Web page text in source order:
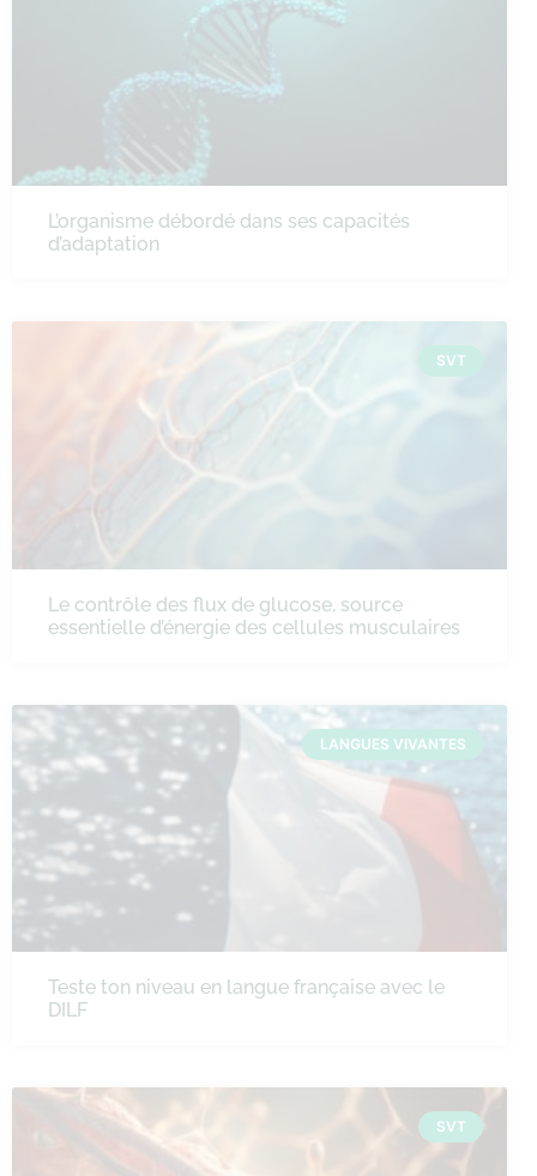
L’organisme débordé dans ses capacités
d’adaptation
SVT
Le contrôle des flux de glucose, source
essentielle d’énergie des cellules musculaires
LANGUES VIVANTES
Teste ton niveau en langue française avec le
DILF
SVT